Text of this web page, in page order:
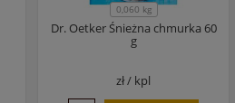
0,060 kg
Dr. Oetker Śnieżna chmurka 60
g
zł / kpl